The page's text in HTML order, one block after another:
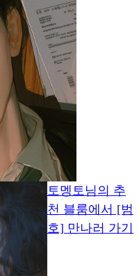
토멩토님의 추
천 블룸에서 [범
호] 만나러 가기